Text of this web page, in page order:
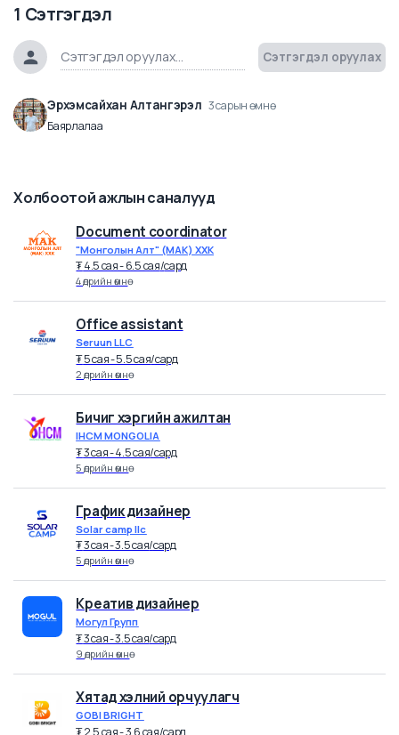
явцыг хэрхэн автоматжуулж, цаг хэмнэхийг харуулна.
Сэтгэгдэл
Баярлалаа
Холбоотой ажлын саналууд
"Монголын Алт" (МАК) ХХК
₮4.5 cая - 6.5 cая
4 өдрийн өмнө
Office assistant
Seruun LLC
₮5 cая - 5.5 cая/
2 өдрийн өмнө
Бичиг хэргийн ажилтан
IHCM MONGOLIA
₮3 cая - 4.5 cая/сард
5 өдрийн өмнө
График дизайнер
Solar camp llc
₮3 cая - 3.5 cая/сард
5 өдрийн өмнө
Креатив дизайнер
Могул Групп